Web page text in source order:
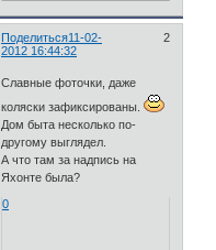
Поделиться 2
11-02-
2012 16:44:32
Славные фоточки, даже
коляски зафиксированы.
Дом быта несколько по-
другому выглядел.
А что там за надпись на
Яхонте была?
0